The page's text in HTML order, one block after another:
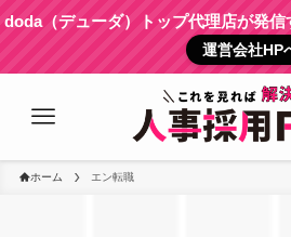
doda（デューダ）トップ代理店が発
運営会社HP
ホーム エン転職